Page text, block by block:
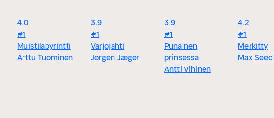
4.0
#1
Muistilabyrintti
Arttu Tuominen
3.9
#1
Varjojahti
Jørgen Jæger
3.9
#1
Punainen
prinsessa
Antti Vihinen
4.2
#1
Merkitty
Max